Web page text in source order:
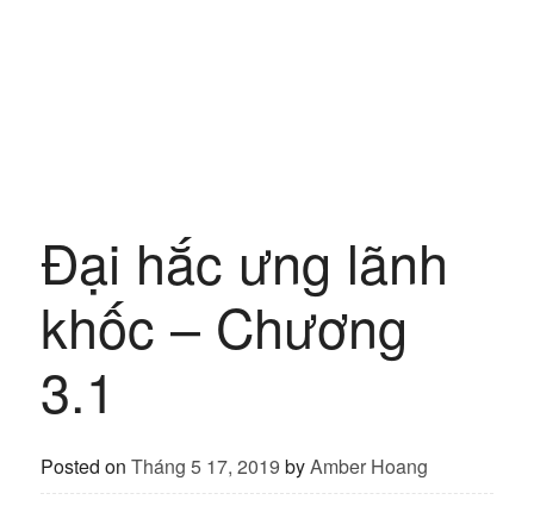
Đại hắc ưng lãnh
khốc – Chương
3.1
Posted on Tháng 5 17, 2019 byAmber Hoang